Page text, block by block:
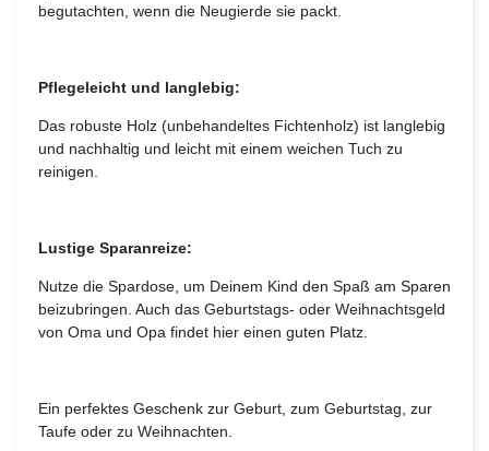
begutachten, wenn die Neugierde sie packt.
Pflegeleicht und langlebig:
Das robuste Holz (unbehandeltes Fichtenholz) ist langlebig
und nachhaltig und leicht mit einem weichen Tuch zu
reinigen.
Lustige Sparanreize:
Nutze die Spardose, um Deinem Kind den Spaß am Sparen
beizubringen. Auch das Geburtstags- oder Weihnachtsgeld
von Oma und Opa findet hier einen guten Platz.
Ein perfektes Geschenk zur Geburt, zum Geburtstag, zur
Taufe oder zu Weihnachten.